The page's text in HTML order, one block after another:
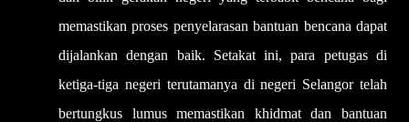
memastikan proses penyelarasan bantuan bencana dapat
dijalankan dengan baik. Setakat ini, para petugas di
ketiga-tiga negeri terutamanya di negeri Selangor telah
bertungkus lumus memastikan khidmat dan bantuan